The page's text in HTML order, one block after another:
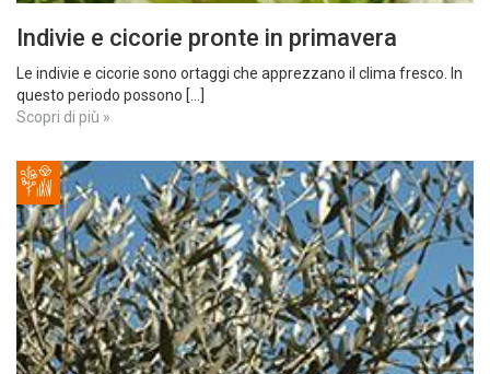
Indivie e cicorie pronte in primavera
Le indivie e cicorie sono ortaggi che apprezzano il clima fresco. In
questo periodo possono [...]
Scopri di più »